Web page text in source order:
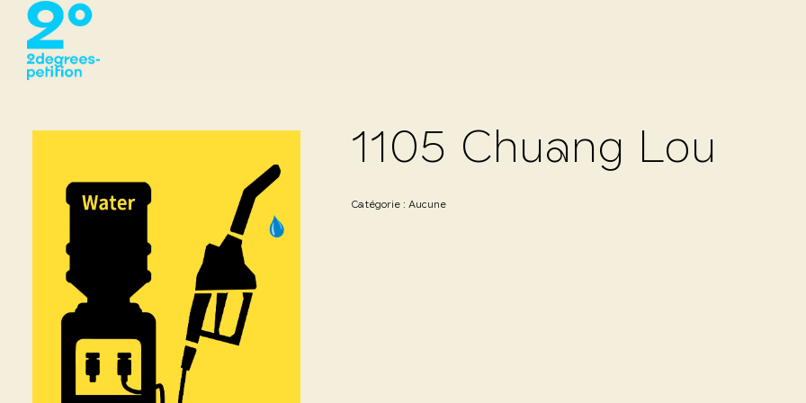
1105 Chuang Lou
Catégorie : Aucune